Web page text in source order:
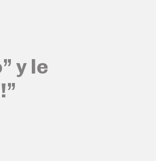
y le